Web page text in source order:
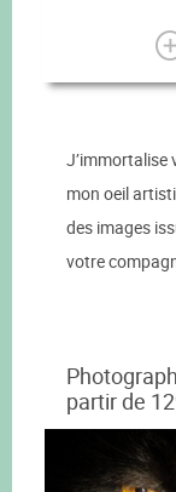
J’immortalise
mon oeil
des images
votre
partir de